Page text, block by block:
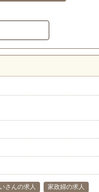
さんの求人 家政婦の求人